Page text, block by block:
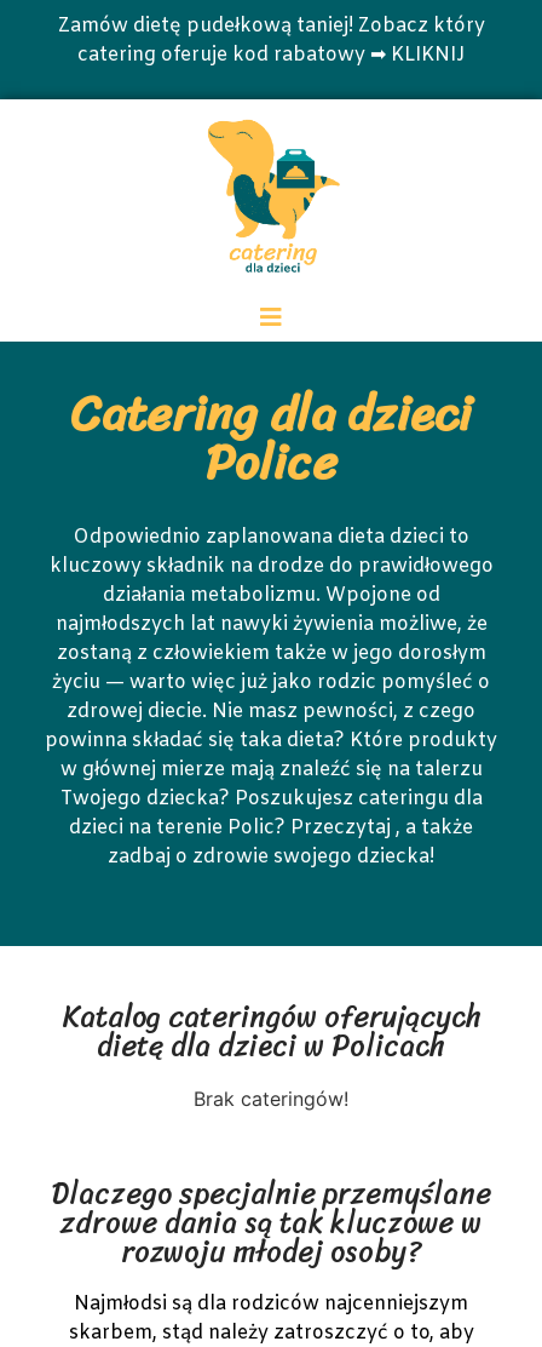
Zamów dietę pudełkową taniej! Zobacz który
catering oferuje kod rabatowy ➡ KLIKNIJ
Catering dla dzieci
Police
Odpowiednio zaplanowana dieta dzieci to
kluczowy składnik na drodze do prawidłowego
działania metabolizmu. Wpojone od
najmłodszych lat nawyki żywienia możliwe, że
zostaną z człowiekiem także w jego dorosłym
życiu — warto więc już jako rodzic pomyśleć o
zdrowej diecie. Nie masz pewności, z czego
powinna składać się taka dieta? Które produkty
w głównej mierze mają znaleźć się na talerzu
Twojego dziecka? Poszukujesz cateringu dla
dzieci na terenie Polic? Przeczytaj , a także
zadbaj o zdrowie swojego dziecka!
Katalog cateringów oferujących
dietę dla dzieci w Policach
Brak cateringów!
Dlaczego specjalnie przemyślane
zdrowe dania są tak kluczowe w
rozwoju młodej osoby?
Najmłodsi są dla rodziców najcenniejszym
skarbem, stąd należy zatroszczyć o to, aby